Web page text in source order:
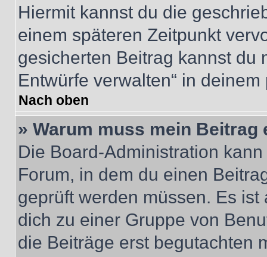
Hiermit kannst du die
einem späteren Zeitpunkt
gesicherten Beitrag kannst du
Entwürfe verwalten“ in
Nach oben
» Warum muss mein
Die Board-Administration
Forum, in dem du einen
geprüft werden müssen. Es
dich zu einer Gruppe von
die Beiträge erst begutachten